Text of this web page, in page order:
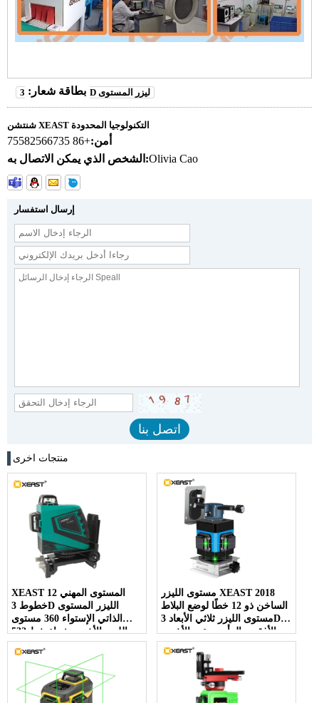
بطاقة شعار: 3D ليزر المستوى
شنتشن XEAST التكنولوجيا المحدودة
أمن:+86 75582566735
الشخص الذي يمكن الاتصال به:Olivia Cao
إرسال استفسار
منتجات اخرى
XEAST المستوى المهني 12
خطوط 3D الليزر المستوى
الذاتي الإستواء 360 مستوى
الليزر الأخضر شعاع خط 532nm
، 30 ميجا واط
مستوى الليزر XEAST 2018
الساخن ذو 12 خطًا لوضع البلاط
مستوى الليزر ثلاثي الأبعاد 3D
الأفقي والرأسي عبر الأخضر